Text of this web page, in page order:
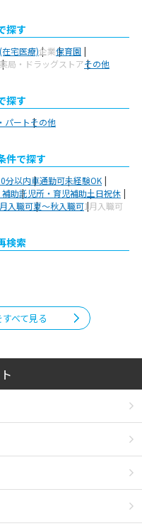
探す
宅医療)企業保育園
薬局・ドラッグストアその他
探す
パートその他
件で探す
分以内車通勤可未経験OK
補助託児所・育児補助土日祝休
入職可夏～秋入職可1月入職可
検索
べて見る